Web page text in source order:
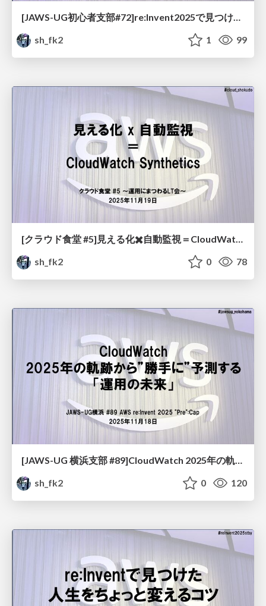
[JAWS-UG初心者支部#72]re:Invent2025で見つけたコミュニティに参加する意味
sh_fk2
1 99
sh_fk2
0 78
[JAWS-UG 横浜支部 #89]CloudWatch 2025年の軌跡から”勝手に”予測する「運用の未来」
sh_fk2
0 120